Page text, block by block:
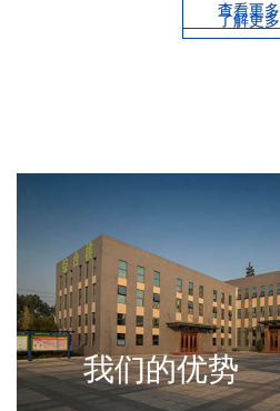
了解更多
查看更多
我们的优势